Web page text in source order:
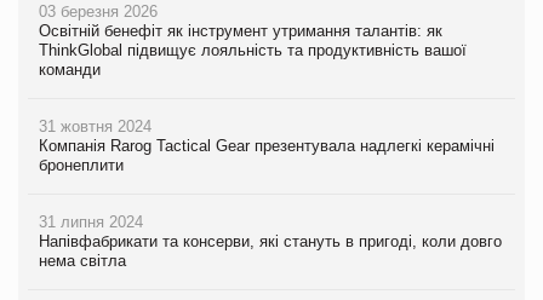
03 березня 2026
Освітній бенефіт як інструмент утримання талантів: як
ThinkGlobal підвищує лояльність та продуктивність вашої
команди
31 жовтня 2024
Компанія Rarog Tactical Gear презентувала надлегкі керамічні
бронеплити
31 липня 2024
Напівфабрикати та консерви, які стануть в пригоді, коли довго
нема світла